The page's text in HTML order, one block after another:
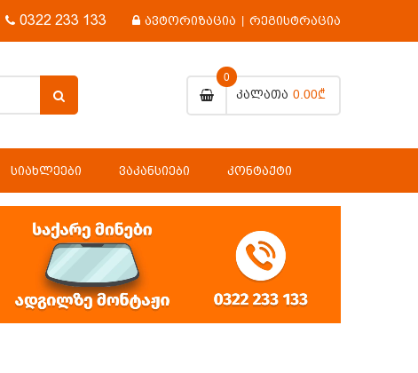
0322 233 133 ავტორიზაცია | რეგისტრაცია
Კალათა
0
0.00₾
ᲡᲘᲐᲮᲚᲔᲔᲑᲘ ᲕᲐᲙᲐᲜᲡᲘᲔᲑᲘ ᲙᲝᲜᲢᲐᲥᲢᲘ